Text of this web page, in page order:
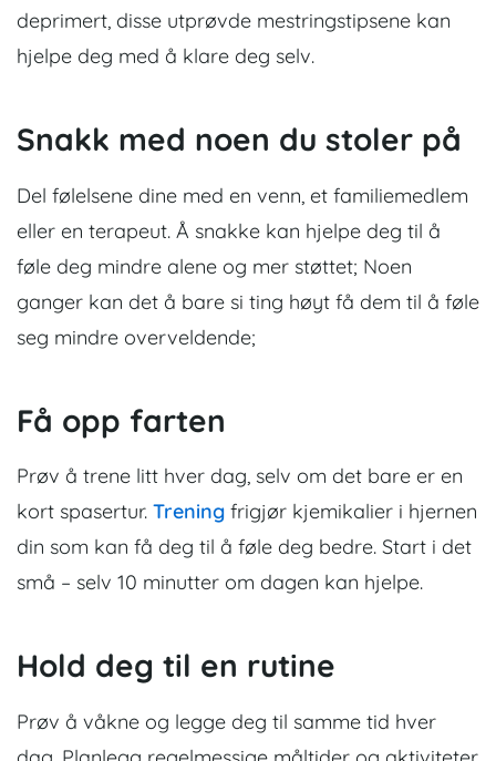
deprimert, disse utprøvde mestringstipsene kan
hjelpe deg med å klare deg selv.
Snakk med noen du stoler på
Del følelsene dine med en venn, et familiemedlem
eller en terapeut. Å snakke kan hjelpe deg til å
føle deg mindre alene og mer støttet; Noen
ganger kan det å bare si ting høyt få dem til å føle
seg mindre overveldende;
Få opp farten
Prøv å trene litt hver dag, selv om det bare er en
kort spasertur. Trening frigjør kjemikalier i hjernen
din som kan få deg til å føle deg bedre. Start i det
små – selv 10 minutter om dagen kan hjelpe.
Hold deg til en rutine
Prøv å våkne og legge deg til samme tid hver